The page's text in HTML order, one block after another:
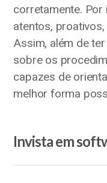
corretamente. Por
atentos,
Assim, além de
sobre os
capazes de
melhor forma
Invista em